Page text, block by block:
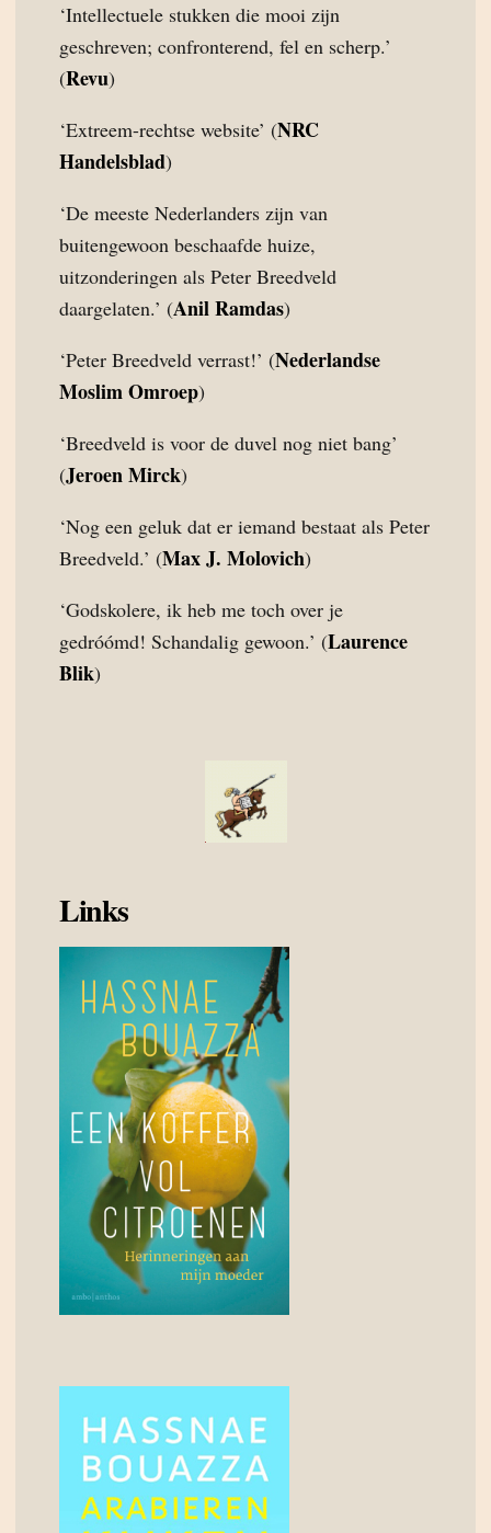
‘Intellectuele stukken die mooi zijn
geschreven; confronterend, fel en scherp.’
(Revu)
‘Extreem-rechtse website’ (NRC
Handelsblad)
‘De meeste Nederlanders zijn van
buitengewoon beschaafde huize,
uitzonderingen als Peter Breedveld
daargelaten.’ (Anil Ramdas)
‘Peter Breedveld verrast!’ (Nederlandse
Moslim Omroep)
‘Breedveld is voor de duvel nog niet bang’
(Jeroen Mirck)
‘Nog een geluk dat er iemand bestaat als Peter
Breedveld.’ (Max J. Molovich)
‘Godskolere, ik heb me toch over je
gedróómd! Schandalig gewoon.’ (Laurence
Blik)
Links